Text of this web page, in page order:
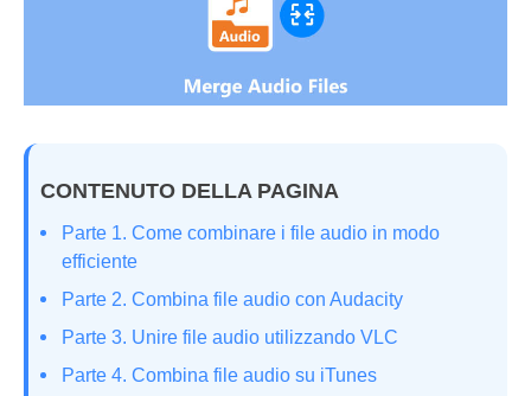
CONTENUTO DELLA PAGINA
Parte 1. Come combinare i file audio in modo
efficiente
Parte 2. Combina file audio con Audacity
Parte 3. Unire file audio utilizzando VLC
Parte 4. Combina file audio su iTunes